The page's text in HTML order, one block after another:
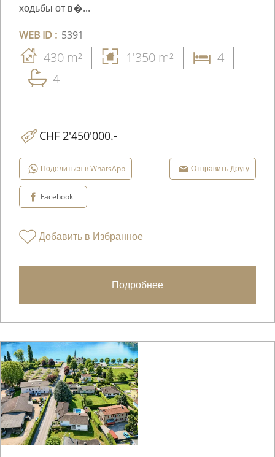
ходьбы от в�...
WEB ID : 5391
430 m² 1'350 m²
4
4
CHF 2'450'000.-
Поделиться в WhatsApp Отправить Другу
Facebook
Добавить в Избранное
Подробнее